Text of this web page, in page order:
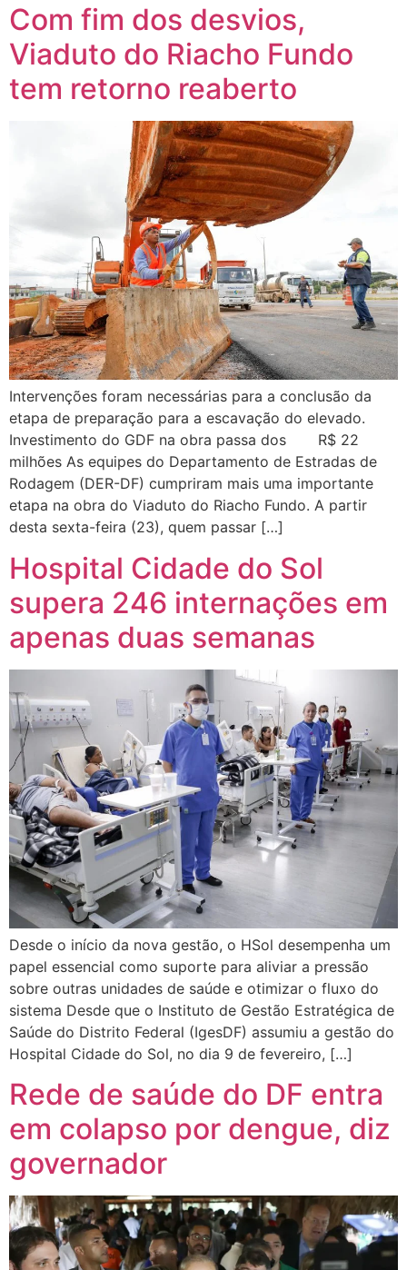
Com fim dos desvios,
Viaduto do Riacho Fundo
tem retorno reaberto
Intervenções foram necessárias para a conclusão da
etapa de preparação para a escavação do elevado.
Investimento do GDF na obra passa dos R$ 22
milhões As equipes do Departamento de Estradas de
Rodagem (DER-DF) cumpriram mais uma importante
etapa na obra do Viaduto do Riacho Fundo. A partir
desta sexta-feira (23), quem passar […]
Hospital Cidade do Sol
supera 246 internações em
apenas duas semanas
Desde o início da nova gestão, o HSol desempenha um
papel essencial como suporte para aliviar a pressão
sobre outras unidades de saúde e otimizar o fluxo do
sistema Desde que o Instituto de Gestão Estratégica de
Saúde do Distrito Federal (IgesDF) assumiu a gestão do
Hospital Cidade do Sol, no dia 9 de fevereiro, […]
Rede de saúde do DF entra
em colapso por dengue, diz
governador